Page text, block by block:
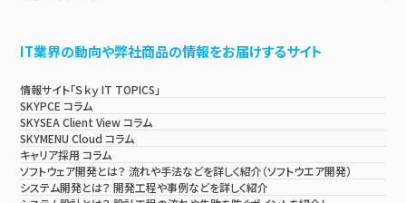
IT業界の動向や弊社商品の情報をお届けするサイト
情報サイト「Ｓｋｙ IT TOPICS」
SKYPCE コラム
SKYSEA Client View コラム
SKYMENU Cloud コラム
キャリア採用 コラム
ソフトウェア開発とは？ 流れや手法などを詳しく紹介（ソフトウエア開発）
システム開発とは？ 開発工程や事例などを詳しく紹介